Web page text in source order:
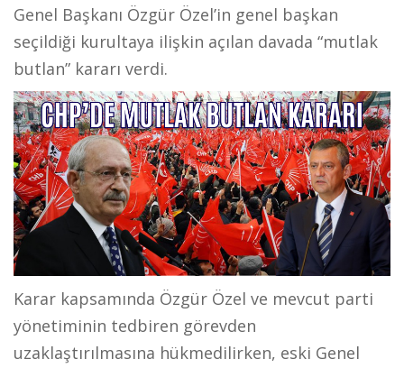
Genel Başkanı Özgür Özel’in genel başkan
seçildiği kurultaya ilişkin açılan davada “mutlak
butlan” kararı verdi.
Karar kapsamında Özgür Özel ve mevcut parti
yönetiminin tedbiren görevden
uzaklaştırılmasına hükmedilirken, eski Genel